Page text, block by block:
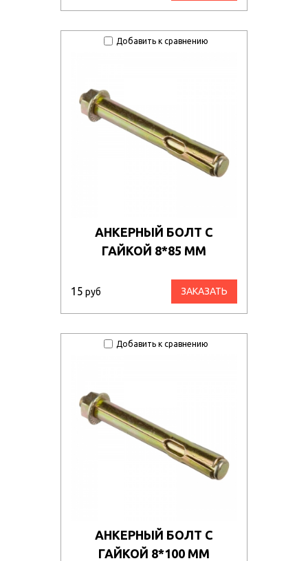
Добавить к сравнению
АНКЕРНЫЙ БОЛТ С
ГАЙКОЙ 8*85 ММ
15 руб ЗАКАЗАТЬ
Добавить к сравнению
АНКЕРНЫЙ БОЛТ С
ГАЙКОЙ 8*100 ММ